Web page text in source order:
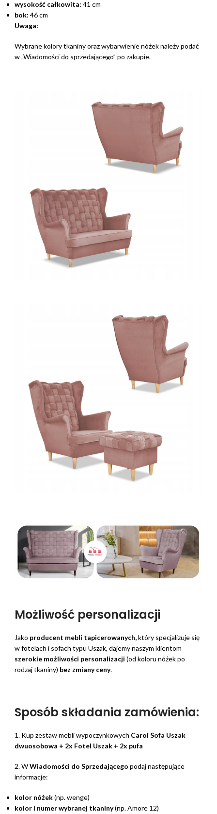
wysokość całkowita: 41 cm
bok: 46 cm
Uwaga:
Wybrane kolory tkaniny oraz wybarwienie nóżek należy podać
w „Wiadomości do sprzedającego” po zakupie.
Możliwość personalizacji
Jako producent mebli tapicerowanych,który specjalizuje się
w fotelach i sofach typu Uszak, dajemy naszym klientom
szerokie możliwości personalizacji (od koloru nóżek po
rodzaj tkaniny) bez zmiany ceny.
Sposób składania zamówienia:
1. Kup zestaw mebli wypoczynkowych Carol Sofa Uszak
dwuosobowa + 2x Fotel Uszak + 2x pufa
2. WWiadomości do Sprzedającego podaj następujące
informacje:
kolor nóżek(np. wenge)
kolor i numer wybranej tkaniny(np. Amore 12)